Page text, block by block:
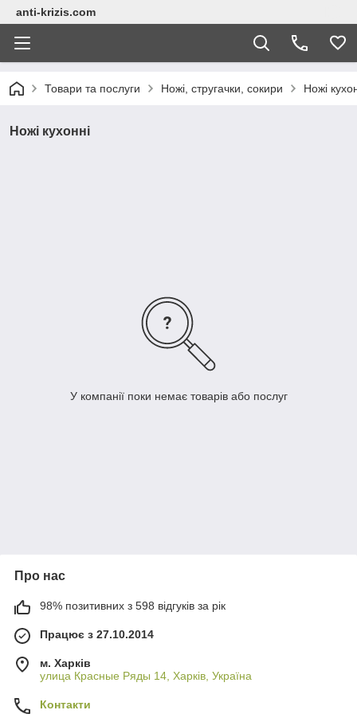
anti-krizis.com
Товари та послуги Ножі, стругачки, сокири Ножі
Ножі кухонні
У компанії поки немає товарів або послуг
Про нас
98% позитивних з 598 відгуків за рік
Працює з 27.10.2014
м. Харків
улица Красные Ряды 14, Харків, Україна
Контакти